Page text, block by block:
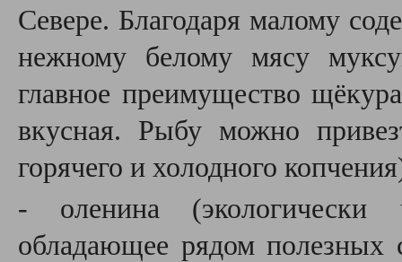
Севере. Благодаря малому
нежному белому мясу
главное преимущество
вкусная. Рыбу можно
горячего и холодного
- оленина (
обладающее рядом полезных